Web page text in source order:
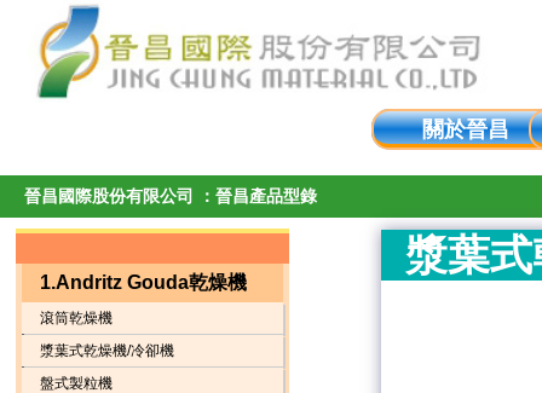
關於晉昌
晉昌國際股份有限公司 ：晉昌產品型錄
1.Andritz Gouda乾燥機
滾筒乾燥機
漿葉式乾燥機/冷卻機
盤式製粒機
漿葉